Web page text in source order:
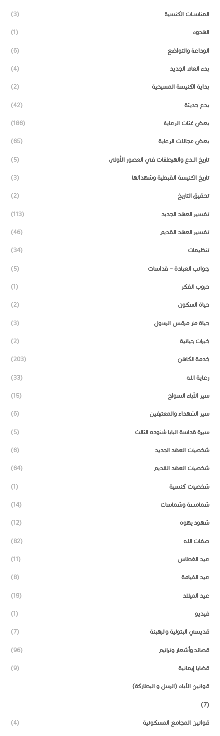
المناسبات الكنسية (3)
الهدوء (1)
الوداعة والتواضع (6)
بدء العام الجديد (4)
بداية الكنيسة المسيحية (2)
بدع حديثة (42)
بعض فئات الرعاية (186)
بعض مجالات الرعاية (65)
تاريخ البدع والهرطقات في العصور الأولى (5)
تاريخ الكنيسة القبطية وشهدائها (3)
تحقيق التاريخ (2)
تفسير العهد الجديد (113)
تفسير العهد القديم (46)
تنظيمات (34)
جوانب العبادة – قداسات (5)
حروب الفكر (1)
حياة السكون (2)
حياة مار مرقس الرسول (3)
خبرات حياتية (2)
خدمة الكاهن (203)
رعاية الله (33)
سير الآباء السواح (15)
سير الشهداء والمعترفين (6)
سيرة قداسة البابا شنوده الثالث (5)
شخصيات العهد الجديد (6)
شخصيات العهد القديم (64)
شخصيات كنسية (1)
شمامسة وشماسات (14)
شهود يهوه (12)
صفات الله (82)
عيد الغطاس (11)
عيد القيامة (8)
عيد الميلاد (19)
فيديو (1)
قديسي البتولية والرهبنة (7)
قصائد وأشعار وترانيم (96)
قضايا إيمانية (9)
قوانين الآباء (الرسل و البطاركة)
(7)
قوانين المجامع المسكونية (4)